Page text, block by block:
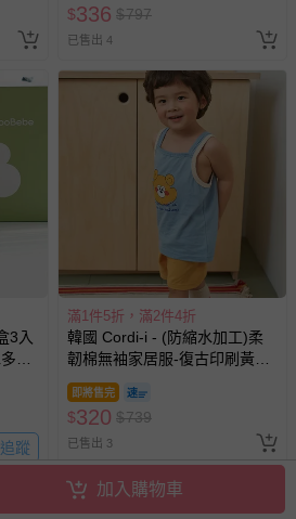
。
常流程檢查是否完好，若商品遇瑕疵
品或退貨，請見：退貨的辦理流程
品訂購與資訊、購物流程、付款方
使用、退貨及商品運送方式等有疑
愛客服中心
同步代購，遇缺貨即會通知媽咪並協
」等錯誤原因，導致無法安排出貨，
知訂單取消事宜，並將提供適當補
$336 $797
已售出 4
3入
用
追蹤
滿1件5折，滿2件4折
韓國 Cordi-i - (防縮水加工)柔
韌棉無袖家居服-復古印刷黃熊-
藍X芥黃
即將售完
$320 $739
已售出 3
加入購物車